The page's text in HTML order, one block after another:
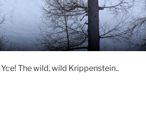
The wild, wild Krippenstein..